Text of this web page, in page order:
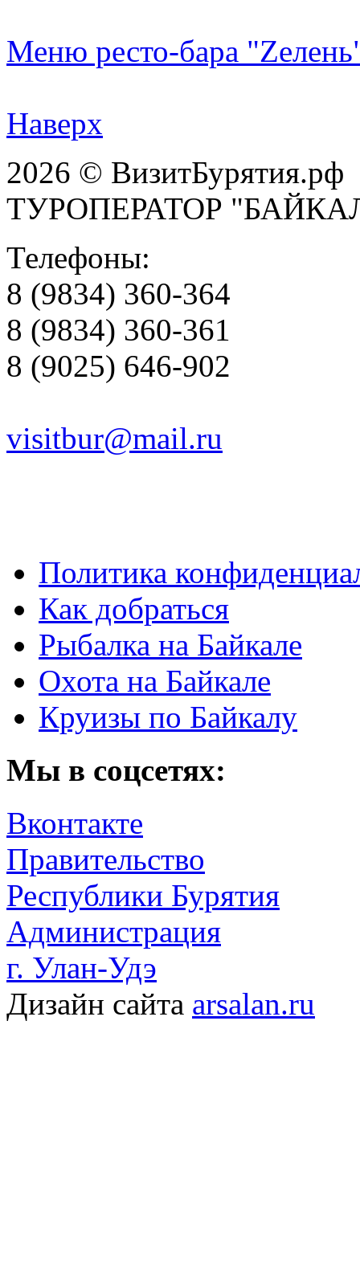
Меню ресто-бара
Наверх
2026 © ВизитБурятия.рф
ТУРОПЕРАТОР
Телефоны:
8 (9834) 360-364
8 (9834) 360-361
8 (9025) 646-902
visitbur@mail.ru
Политика
Как добраться
Рыбалка на Байкале
Охота на Байкале
Круизы по Байкалу
Мы в соцсетях:
Вконтакте
Правительство
Республики Бурятия
Администрация
г. Улан-Удэ
Дизайн сайта arsalan.ru